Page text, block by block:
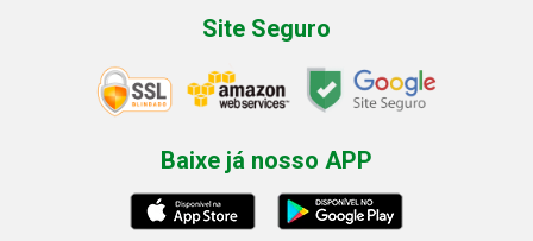
Site Seguro
Baixe já nosso APP